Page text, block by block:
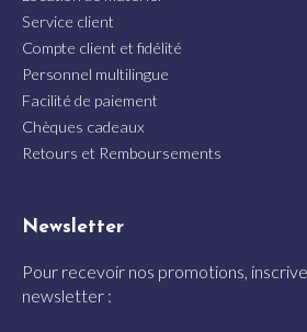
Service client
Compte client et fidélité
Personnel multilingue
Facilité de paiement
Chèques cadeaux
Retours et Remboursements
Newsletter
Pour recevoir nos promotions,
newsletter :